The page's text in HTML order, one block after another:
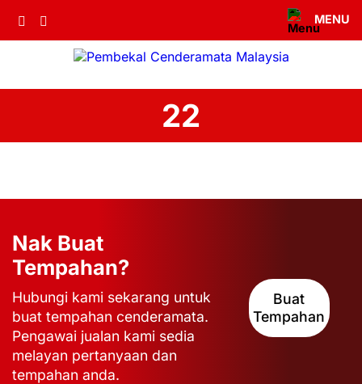
MENU
22
Nak Buat
Tempahan?
Hubungi kami sekarang untuk
buat tempahan cenderamata.
Pengawai jualan kami sedia
melayan pertanyaan dan
tempahan anda.
Buat
Tempahan